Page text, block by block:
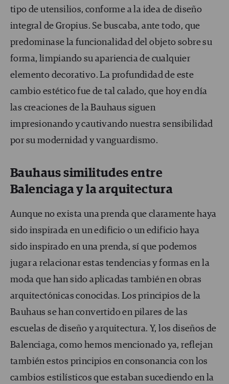
tipo de utensilios, conforme a la idea de diseño
integral de Gropius. Se buscaba, ante todo, que
predominase la funcionalidad del objeto sobre su
forma, limpiando su apariencia de cualquier
elemento decorativo. La profundidad de este
cambio estético fue de tal calado, que hoy en día
las creaciones de la Bauhaus siguen
impresionando y cautivando nuestra sensibilidad
por su modernidad y vanguardismo.
Bauhaus similitudes entre
Balenciaga y la arquitectura
Aunque no exista una prenda que claramente haya
sido inspirada en un edificio o un edificio haya
sido inspirado en una prenda, sí que podemos
jugar a relacionar estas tendencias y formas en la
moda que han sido aplicadas también en obras
arquitectónicas conocidas. Los principios de la
Bauhaus se han convertido en pilares de las
escuelas de diseño y arquitectura. Y, los diseños de
Balenciaga, como hemos mencionado ya, reflejan
también estos principios en consonancia con los
cambios estilísticos que estaban sucediendo en la